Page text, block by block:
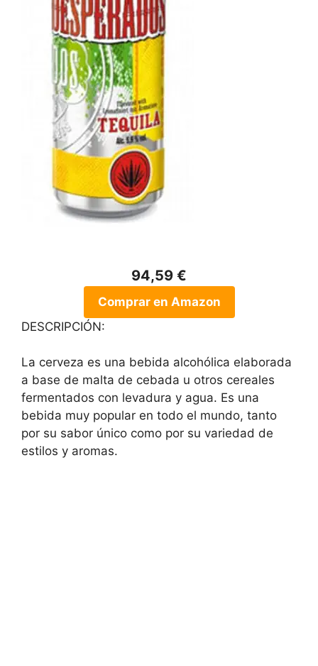
94,59 €
Comprar en Amazon
DESCRIPCIÓN:
La cerveza es una bebida alcohólica elaborada
a base de malta de cebada u otros cereales
fermentados con levadura y agua. Es una
bebida muy popular en todo el mundo, tanto
por su sabor único como por su variedad de
estilos y aromas.